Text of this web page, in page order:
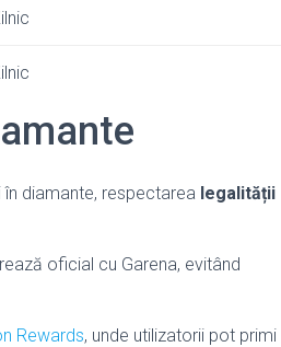
în diamante, respectarea legalității
oficial cu Garena, evitând
Rewards, unde utilizatorii pot primi